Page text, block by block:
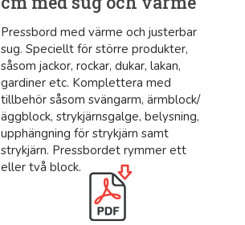
Pressbord med värme och justerbar
sug. Speciellt för större produkter,
såsom jackor, rockar, dukar, lakan,
gardiner etc. Komplettera med
tillbehör såsom svängarm, ärmblock/
äggblock, strykjärnsgalge, belysning,
upphängning för strykjärn samt
strykjärn. Pressbordet rymmer ett
eller två block.